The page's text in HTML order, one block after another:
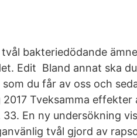
bakteriedödande
Edit Bland annat ska du
du får av oss och
Tveksamma effekter
En ny undersökning
tvål gjord av